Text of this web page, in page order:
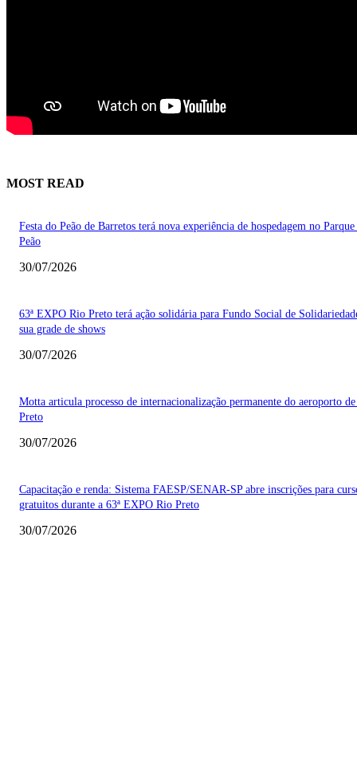
MOST READ
Festa do Peão de Barretos terá nova experiência de hospedagem no
Peão
30/07/2026
63ª EXPO Rio Preto terá ação solidária para Fundo Social de
sua grade de shows
30/07/2026
Motta articula processo de internacionalização permanente do aeroporto
Preto
30/07/2026
Capacitação e renda: Sistema FAESP/SENAR-SP abre inscrições para
gratuitos durante a 63ª EXPO Rio Preto
30/07/2026